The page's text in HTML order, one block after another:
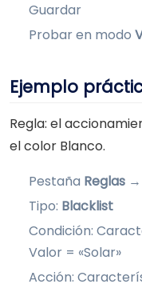
Guardar
Probar en modo
Ejemplo
Regla: el
el color Blanco.
Pestaña Reglas →
Tipo: Blacklist
Condición:
Valor = «Solar»
Acción: